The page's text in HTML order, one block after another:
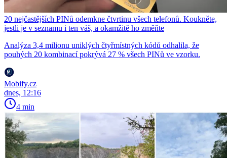
20 nejčastějších PINů odemkne čtvrtinu všech telefonů. Koukněte,
jestli je v seznamu i ten váš, a okamžitě ho změňte
Analýza 3,4 milionu uniklých čtyřmístných kódů odhalila, že
pouhých 20 kombinací pokrývá 27 % všech PINů ve vzorku.
Mobify.cz
dnes, 12:16
4 min